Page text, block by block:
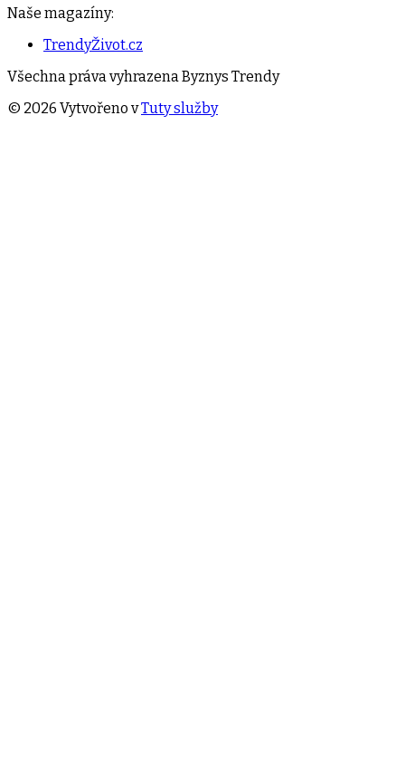
Naše magazíny:
TrendyŽivot.cz
Všechna práva vyhrazenaByznys Trendy
© 2026 Vytvořeno vTuty služby